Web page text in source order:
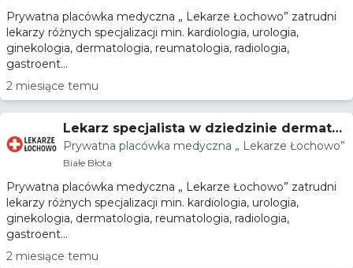
Prywatna placówka medyczna „ Lekarze Łochowo” zatrudni
lekarzy różnych specjalizacji min. kardiologia, urologia,
ginekologia, dermatologia, reumatologia, radiologia,
gastroent...
2 miesiące temu
Lekarz specjalista w dziedzinie dermatol
ogii
Prywatna placówka medyczna „ Lekarze Łochowo”
Białe Błota
Prywatna placówka medyczna „ Lekarze Łochowo” zatrudni
lekarzy różnych specjalizacji min. kardiologia, urologia,
ginekologia, dermatologia, reumatologia, radiologia,
gastroent...
2 miesiące temu